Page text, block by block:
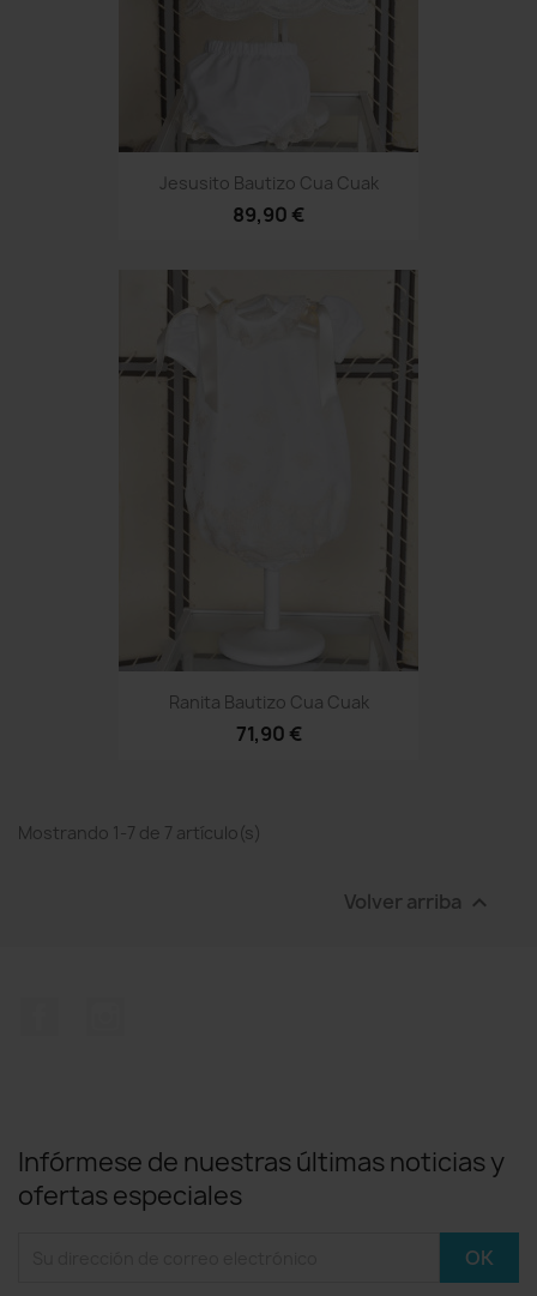
Jesusito Bautizo Cua Cuak
89,90 €
Ranita Bautizo Cua Cuak
71,90 €
Mostrando 1-7 de 7 artículo(s)
Volver arriba 
Infórmese de nuestras últimas noticias y
ofertas especiales